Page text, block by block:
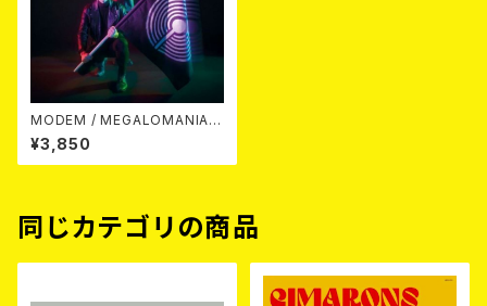
MODEM / MEGALOMANIA L
P
¥3,850
同じカテゴリの商品